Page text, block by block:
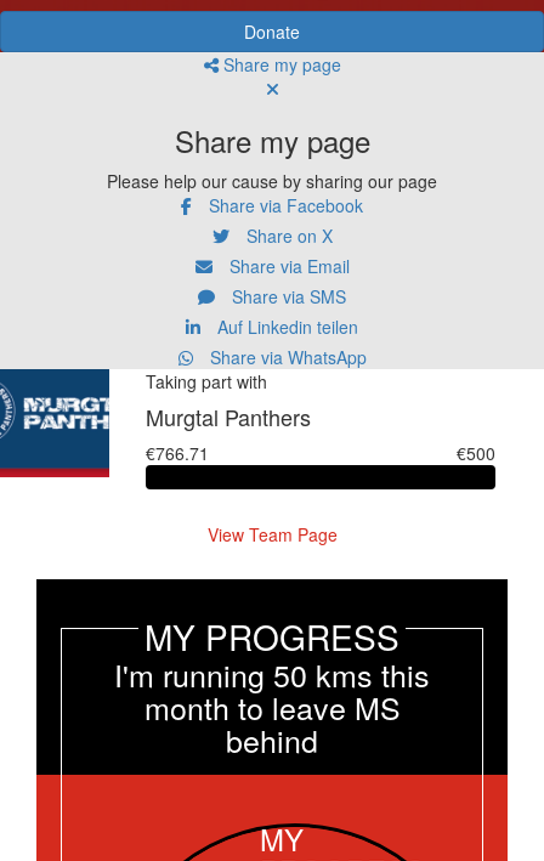
Donate
Share my page
Share my page
Please help our cause by sharing our page
Share via Facebook
Share on X
Share via Email
Share via SMS
Auf Linkedin teilen
Share via WhatsApp
Taking part with
Murgtal Panthers
€766.71 €500
View Team Page
MY PROGRESS
I'm running 50 kms this
month to leave MS
behind
MY